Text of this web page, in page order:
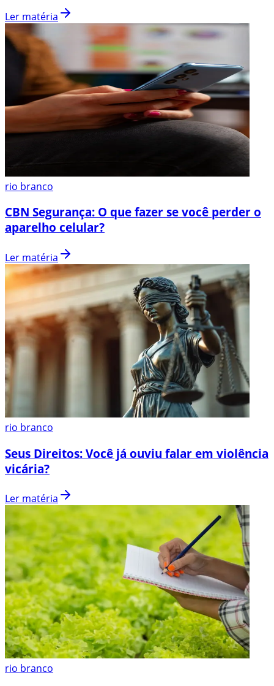
Ler matéria
rio branco
CBN Segurança: O que fazer se você perder o
aparelho celular?
Ler matéria
rio branco
Seus Direitos: Você já ouviu falar em violência
vicária?
Ler matéria
rio branco